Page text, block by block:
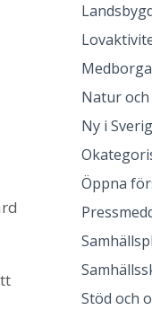
Natur
Ny i
Öppna
Stöd och